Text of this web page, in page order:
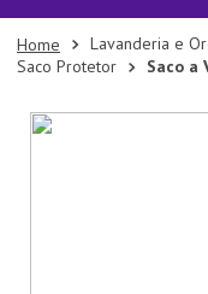
Lavanderia e
Saco Protetor
Saco a
Termos mais
1 º
Pratos
2º
Panelas